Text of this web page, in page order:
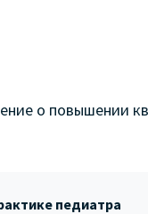
о повышении
педиатра